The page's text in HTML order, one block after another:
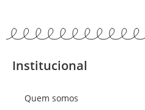
Institucional
Quem somos